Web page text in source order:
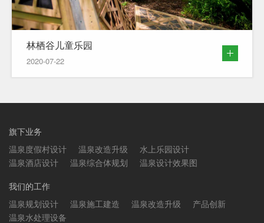
林栖谷儿童乐园
2020-07-22
旗下业务
温泉度假村设计
温泉改造升级
水上乐园设计
温泉酒店设计
温泉综合体规划
温泉设计效果图
我们的工作
温泉规划设计
温泉施工建造 温泉改造升级
产品创新
温泉水处理设备